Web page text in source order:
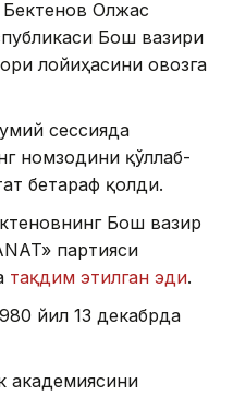
Олжас
Бош вазири
лойиҳасини овозга
сессияда
номзодини қўллаб-
бетараф қолди.
Бош вазир
партияси
тақдим этилган эди.
йил 13 декабрда
академиясини